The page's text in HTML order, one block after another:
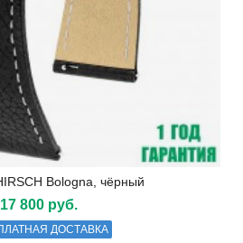
Bologna, чёрный
17 800 руб.
ДОСТАВКА